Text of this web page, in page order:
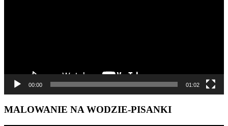
00:00 01:02
MALOWANIE NA WODZIE-PISANKI